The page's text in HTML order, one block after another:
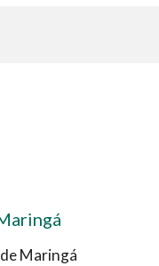
Maringá